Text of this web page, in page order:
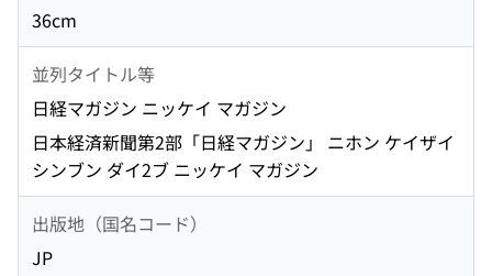
36cm
並列タイトル等
日経マガジン ニッケイ マガジン
日本経済新聞第2部「日経マガジン」 ニホン ケイザイ
シンブン ダイ2ブ ニッケイ マガジン
出版地（国名コード）
JP